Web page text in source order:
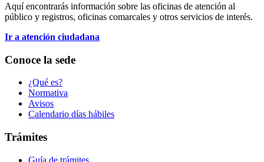
Aquí encontrarás información sobre las oficinas de atención al
público y registros, oficinas comarcales y otros servicios de interés.
Ir a atención ciudadana
Conoce la sede
¿Qué es?
Normativa
Avisos
Calendario días hábiles
Trámites
Guía de trámites